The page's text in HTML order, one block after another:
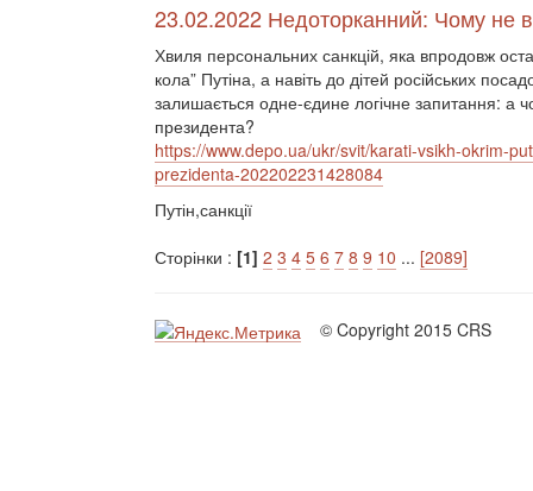
23.02.2022 Недоторканний: Чому не
Хвиля персональних санкцій, яка впродовж
кола” Путіна, а навіть до дітей російських
залишається одне-єдине логічне запитання: а
президента?
https://www.depo.ua/ukr/svit/karati-vsikh-okrim-
prezidenta-202202231428084
Путін,санкції
Сторінки : [1] 2 3 4 5 6 7 8 9 10 ... [2089]
© Copyright 2015 CRS